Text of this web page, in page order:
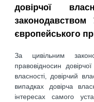
довірчої
європейського
За цивільним
правовідносин
власності, довірчий
випадках довірча
інтересах самого